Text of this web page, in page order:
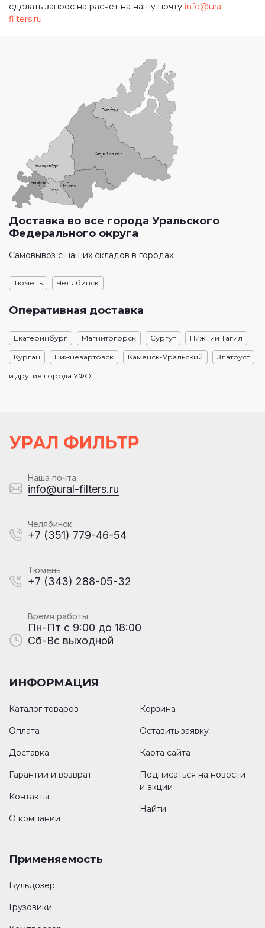
сделать запрос на расчет на нашу почту info@ural-
filters.ru.
Доставка во все города Уральского
Федерального округа
Самовывоз с наших складов в городах:
Тюмень Челябинск
Оперативная доставка
Екатеринбург Магнитогорск Сургут Нижний Тагил
Курган Нижневартовск Каменск-Уральский Златоуст
и другие города УФО
Наша почта
info@ural-filters.ru
Челябинск
+7 (351) 779-46-54
Тюмень
+7 (343) 288-05-32
Время работы
Пн-Пт с 9:00 до 18:00
Сб-Вс выходной
ИНФОРМАЦИЯ
Каталог товаров
Оплата
Доставка
Гарантии и возврат
Контакты
О компании
Корзина
Оставить заявку
Карта сайта
Подписаться на новости
и акции
Найти
Применяемость
Бульдозер
Грузовики